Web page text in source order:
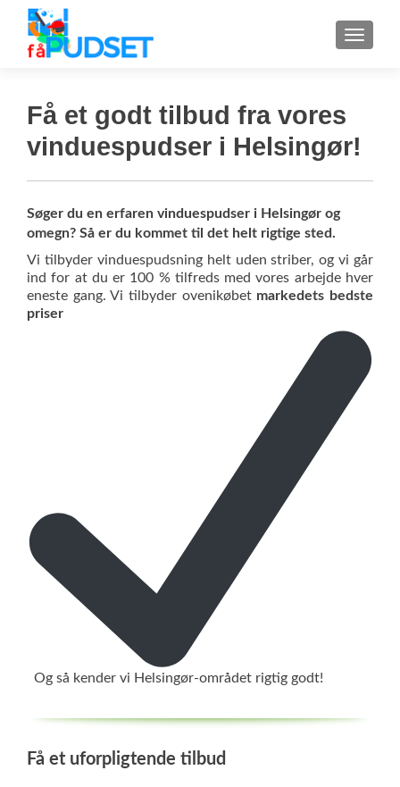
MENU
Få et godt tilbud fra vores
vinduespudser i Helsingør!
Søger du en erfaren vinduespudser i Helsingør og
omegn? Så er du kommet til det helt rigtige sted.
Vi tilbyder vinduespudsning helt uden striber, og vi går
ind for at du er 100 % tilfreds med vores arbejde hver
eneste gang. Vi tilbyder ovenikøbet markedets bedste
priser
Og så kender vi Helsingør-området rigtig godt!
Få et uforpligtende tilbud